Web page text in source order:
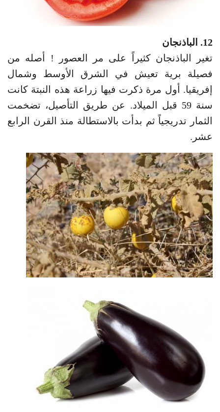
12. الباذنجان
تغير الباذنجان كثيراً على مر العصور ! أصله من
فصيلة برية تعيش في الشرق الأوسط وشمال
إفريقيا. أول مرة ذكرت فيها زراعة هذه النبتة كانت
سنة 59 قبل الميلاد. عن طريق التأصيل، تضخمت
الثمار تدريجياً ثم بدأت بالاستطالة منذ القرن الرابع
عشر.